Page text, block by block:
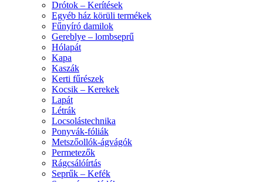
Drótok – Kerítések
Egyéb ház körüli termékek
Fűnyíró damilok
Gereblye – lombseprű
Hólapát
Kapa
Kaszák
Kerti fűrészek
Kocsik – Kerekek
Lapát
Létrák
Locsolástechnika
Ponyvák-fóliák
Metszőollók-ágvágók
Permetezők
Rágcsálóírtás
Seprűk – Kefék